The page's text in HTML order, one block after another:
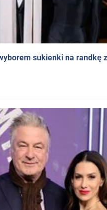
sukienki na randkę